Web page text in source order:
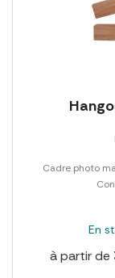
Cadre photo
En
à partir de